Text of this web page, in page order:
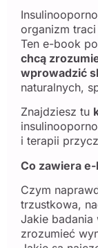
organizm
Ten e-book
chcą
wprowadzić
naturalnych,
Znajdziesz tu
i terapii
Co zawiera
Czym
trzustkowa,
Jakie badania
zrozumieć